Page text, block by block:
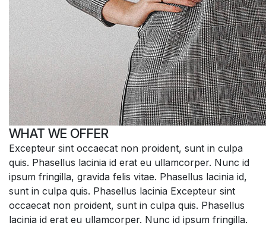
WHAT WE OFFER
Excepteur sint occaecat non proident, sunt in culpa
quis. Phasellus lacinia id erat eu ullamcorper. Nunc id
ipsum fringilla, gravida felis vitae. Phasellus lacinia id,
sunt in culpa quis. Phasellus lacinia Excepteur sint
occaecat non proident, sunt in culpa quis. Phasellus
lacinia id erat eu ullamcorper. Nunc id ipsum fringilla.